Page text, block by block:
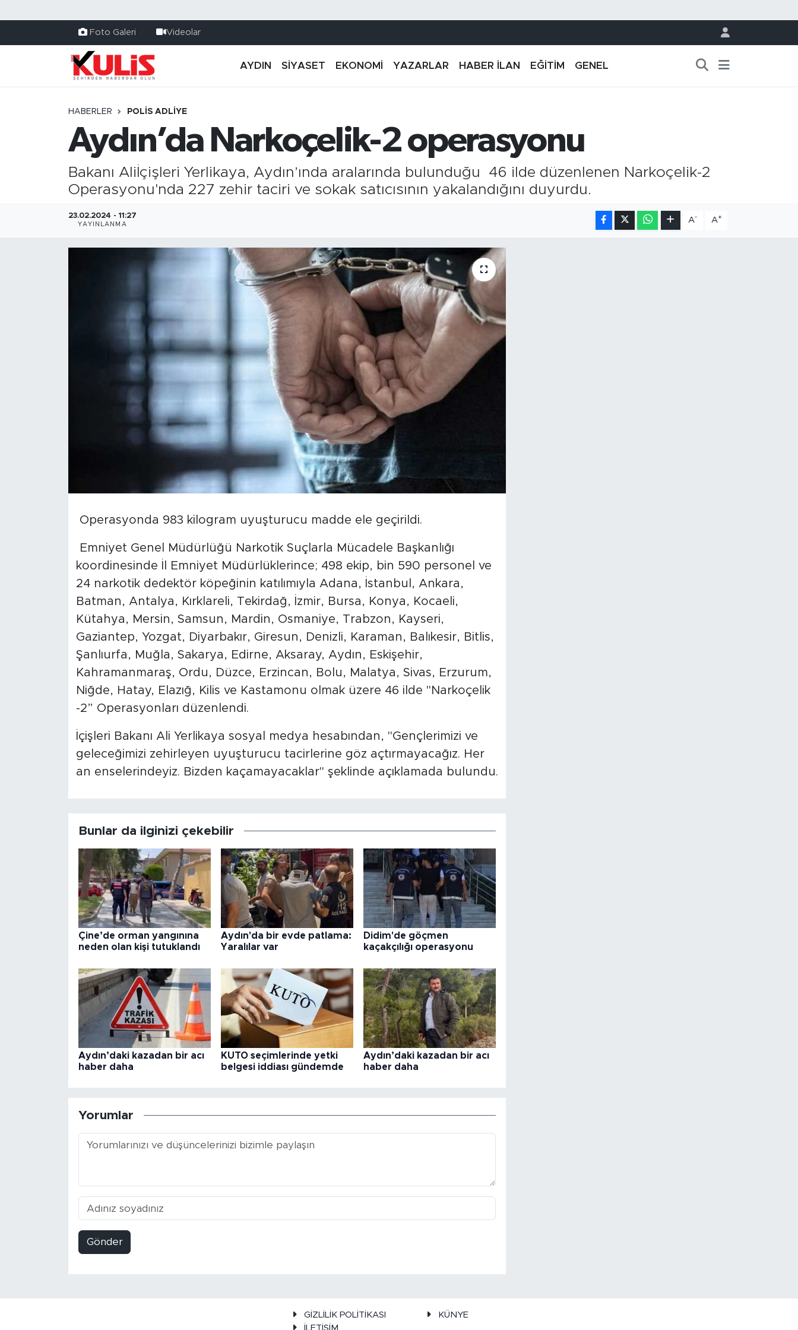
Foto Galeri Videolar
AYDIN SİYASET EKONOMİ YAZARLAR HABER İLAN EĞİTİM GENEL
HABERLER POLİS ADLİYE
Aydın’da Narkoçelik-2 operasyonu
Bakanı Aliİçişleri Yerlikaya, Aydın’ında aralarında bulunduğu 46 ilde düzenlenen Narkoçelik-2
Operasyonu'nda 227 zehir taciri ve sokak satıcısının yakalandığını duyurdu.
23.02.2024 - 11:27
YAYINLANMA
A- A+
Operasyonda 983 kilogram uyuşturucu madde ele geçirildi.
Emniyet Genel Müdürlüğü Narkotik Suçlarla Mücadele Başkanlığı
koordinesinde İl Emniyet Müdürlüklerince; 498 ekip, bin 590 personel ve
24 narkotik dedektör köpeğinin katılımıyla Adana, İstanbul, Ankara,
Batman, Antalya, Kırklareli, Tekirdağ, İzmir, Bursa, Konya, Kocaeli,
Kütahya, Mersin, Samsun, Mardin, Osmaniye, Trabzon, Kayseri,
Gaziantep, Yozgat, Diyarbakır, Giresun, Denizli, Karaman, Balıkesir, Bitlis,
Şanlıurfa, Muğla, Sakarya, Edirne, Aksaray, Aydın, Eskişehir,
Kahramanmaraş, Ordu, Düzce, Erzincan, Bolu, Malatya, Sivas, Erzurum,
Niğde, Hatay, Elazığ, Kilis ve Kastamonu olmak üzere 46 ilde "Narkoçelik
-2” Operasyonları düzenlendi.
İçişleri Bakanı Ali Yerlikaya sosyal medya hesabından, "Gençlerimizi ve
geleceğimizi zehirleyen uyuşturucu tacirlerine göz açtırmayacağız. Her
an enselerindeyiz. Bizden kaçamayacaklar" şeklinde açıklamada bulundu.
Bunlar da ilginizi çekebilir
Çine’de orman yangınına
neden olan kişi tutuklandı
Aydın'da bir evde patlama:
Yaralılar var
Didim'de göçmen
kaçakçılığı operasyonu
Aydın’daki kazadan bir acı
haber daha
KUTO seçimlerinde yetki
belgesi iddiası gündemde
Aydın’daki kazadan bir acı
haber daha
Yorumlar
Gönder
GİZLİLİK POLİTİKASI
KÜNYE
İLETİŞİM